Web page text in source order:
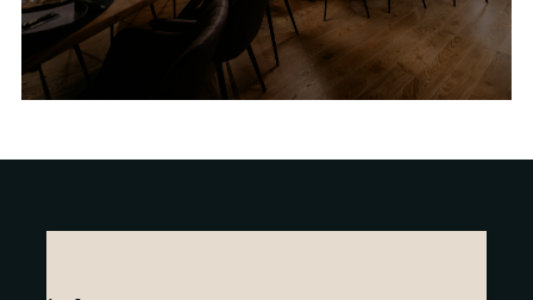
sres